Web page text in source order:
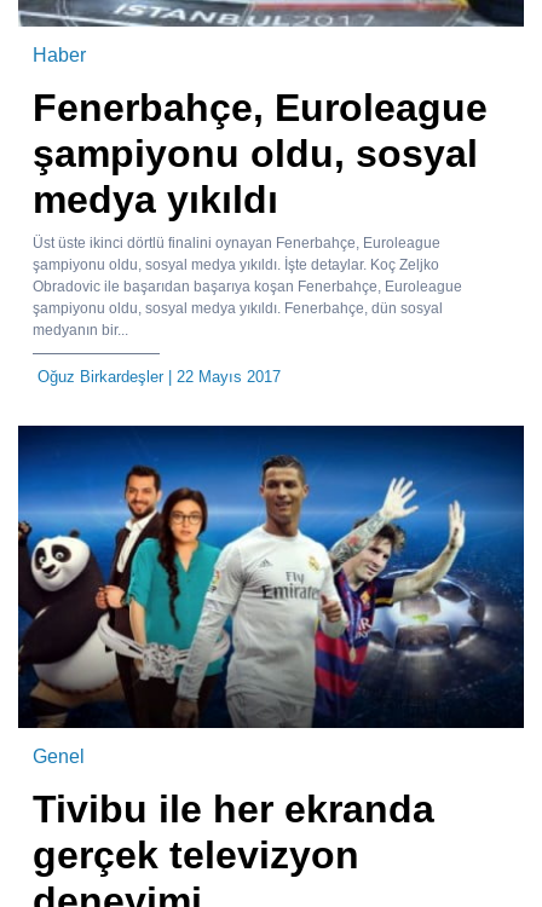
Haber
Fenerbahçe, Euroleague
şampiyonu oldu, sosyal
medya yıkıldı
Üst üste ikinci dörtlü finalini oynayan Fenerbahçe, Euroleague
şampiyonu oldu, sosyal medya yıkıldı. İşte detaylar. Koç Zeljko
Obradovic ile başarıdan başarıya koşan Fenerbahçe, Euroleague
şampiyonu oldu, sosyal medya yıkıldı. Fenerbahçe, dün sosyal
medyanın bir...
Oğuz Birkardeşler| 22 Mayıs 2017
Genel
Tivibu ile her ekranda
gerçek televizyon